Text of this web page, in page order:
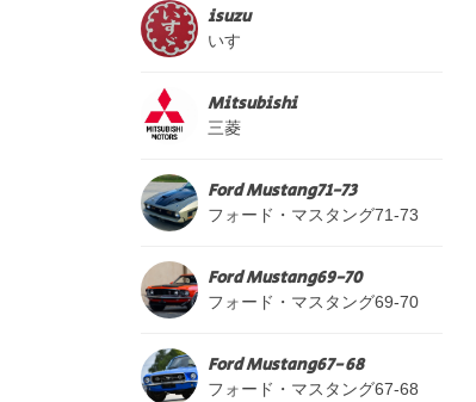
isuzu
いすゞ
Mitsubishi
三菱
Ford Mustang71-73
フォード・マスタング71-73
Ford Mustang69-70
フォード・マスタング69-70
Ford Mustang67-68
フォード・マスタング67-68